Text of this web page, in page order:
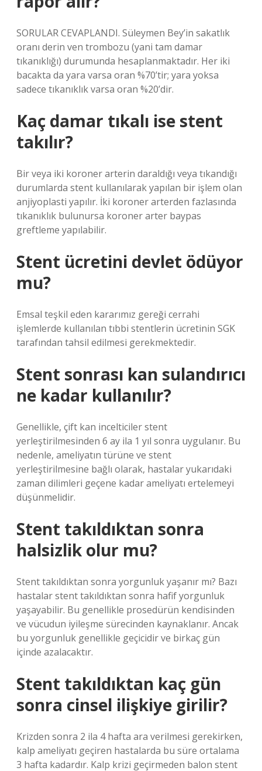
SORULAR CEVAPLANDI. Süleymen Bey’in sakatlık
oranı derin ven trombozu (yani tam damar
tıkanıklığı) durumunda hesaplanmaktadır. Her iki
bacakta da yara varsa oran %70’tir; yara yoksa
sadece tıkanıklık varsa oran %20’dir.
Kaç damar tıkalı ise stent
takılır?
Bir veya iki koroner arterin daraldığı veya tıkandığı
durumlarda stent kullanılarak yapılan bir işlem olan
anjiyoplasti yapılır. İki koroner arterden fazlasında
tıkanıklık bulunursa koroner arter baypas
greftleme yapılabilir.
Stent ücretini devlet ödüyor
mu?
Emsal teşkil eden kararımız gereği cerrahi
işlemlerde kullanılan tıbbi stentlerin ücretinin SGK
tarafından tahsil edilmesi gerekmektedir.
Stent sonrası kan sulandırıcı
ne kadar kullanılır?
Genellikle, çift kan incelticiler stent
yerleştirilmesinden 6 ay ila 1 yıl sonra uygulanır. Bu
nedenle, ameliyatın türüne ve stent
yerleştirilmesine bağlı olarak, hastalar yukarıdaki
zaman dilimleri geçene kadar ameliyatı ertelemeyi
düşünmelidir.
Stent takıldıktan sonra
halsizlik olur mu?
Stent takıldıktan sonra yorgunluk yaşanır mı? Bazı
hastalar stent takıldıktan sonra hafif yorgunluk
yaşayabilir. Bu genellikle prosedürün kendisinden
ve vücudun iyileşme sürecinden kaynaklanır. Ancak
bu yorgunluk genellikle geçicidir ve birkaç gün
içinde azalacaktır.
Stent takıldıktan kaç gün
sonra cinsel ilişkiye girilir?
Krizden sonra 2 ila 4 hafta ara verilmesi gerekirken,
kalp ameliyatı geçiren hastalarda bu süre ortalama
3 hafta kadardır. Kalp krizi geçirmeden balon stent